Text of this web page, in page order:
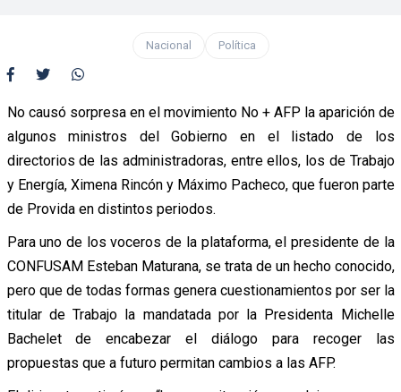
Nacional Política
No causó sorpresa en el movimiento No + AFP la aparición de
algunos ministros del Gobierno en el listado de los
directorios de las administradoras, entre ellos, los de Trabajo
y Energía, Ximena Rincón y Máximo Pacheco, que fueron parte
de Provida en distintos periodos.
Para uno de los voceros de la plataforma, el presidente de la
CONFUSAM Esteban Maturana, se trata de un hecho conocido,
pero que de todas formas genera cuestionamientos por ser la
titular de Trabajo la mandatada por la Presidenta Michelle
Bachelet de encabezar el diálogo para recoger las
propuestas que a futuro permitan cambios a las AFP.